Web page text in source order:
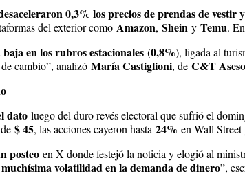
0,3% los precios de prendas de vestir
del exterior como Amazon, Shein y Temu.
en los rubros estacionales (0,8%), ligada al
cambio”, analizó María Castiglioni, de C&T
dato luego del duro revés electoral que sufrió el
$ 45, las acciones cayeron hasta 24% en Wall
posteo en X donde festejó la noticia y elogió al
muchísima volatilidad en la demanda de dinero”,